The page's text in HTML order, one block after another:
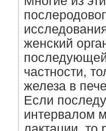
женский
последующей
частности,
железа в
Если
интервалом